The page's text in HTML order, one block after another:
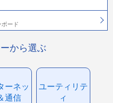
ード
から選ぶ
ーネッ
通信
ユーティリテ
ィ